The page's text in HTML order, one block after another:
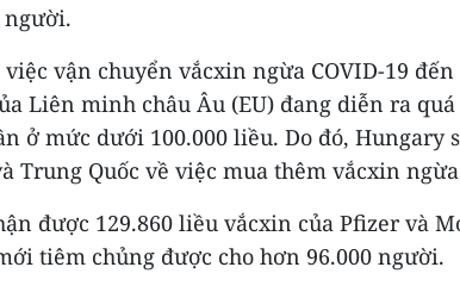
người.
việc vận chuyển vắcxin ngừa COVID-19
Liên minh châu Âu (EU) đang diễn ra quá
ở mức dưới 100.000 liều. Do đó, Hungary
Trung Quốc về việc mua thêm vắcxin ngừa
được 129.860 liều vắcxin của Pfizer và
tiêm chủng được cho hơn 96.000 người.